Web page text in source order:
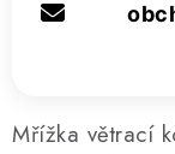
Mřížka větrací